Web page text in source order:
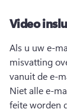
Video
Als u uw e-
misvatting
vanuit de e-
Niet alle e-
feite worden